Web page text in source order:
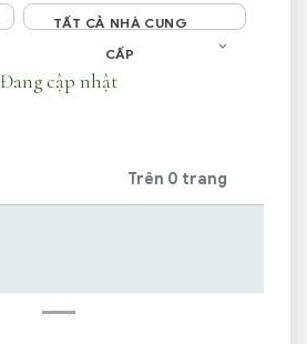
TẤT CẢ NHÀ CUNG
CẤP
Đang cập nhật
Trên 0 trang